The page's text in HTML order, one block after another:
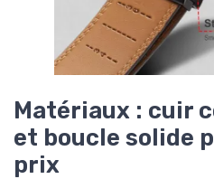
Matériaux : cuir
et boucle solide
prix